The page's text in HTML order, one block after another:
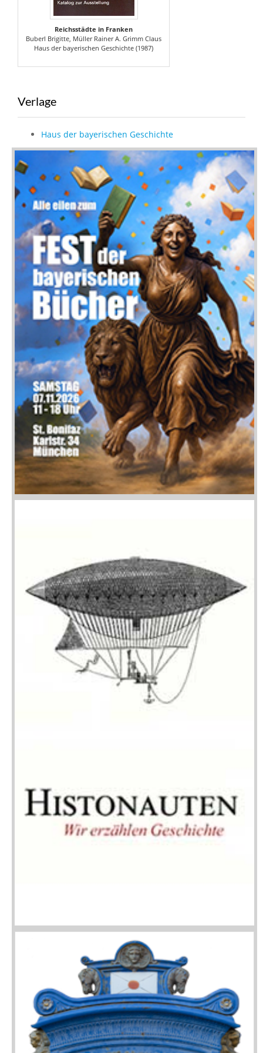
Reichsstädte in Franken
Buberl Brigitte, Müller Rainer A. Grimm Claus
Haus der bayerischen Geschichte (1987)
Verlage
Haus der bayerischen Geschichte